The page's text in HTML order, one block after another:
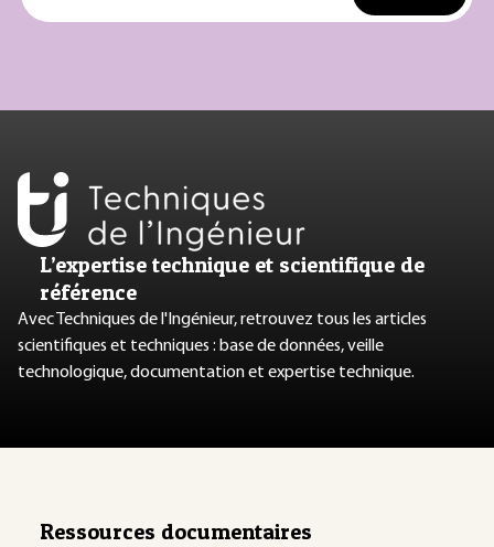
L’expertise technique et scientifique de
référence
Avec Techniques de l'Ingénieur, retrouvez tous les articles
scientifiques et techniques : base de données, veille
technologique, documentation et expertise technique.
Ressources documentaires